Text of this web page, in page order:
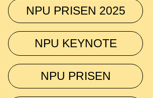
NPU PRISEN 2025
NPU KEYNOTE
NPU PRISEN